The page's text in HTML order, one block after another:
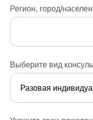
Регион, город/
Выберите вид